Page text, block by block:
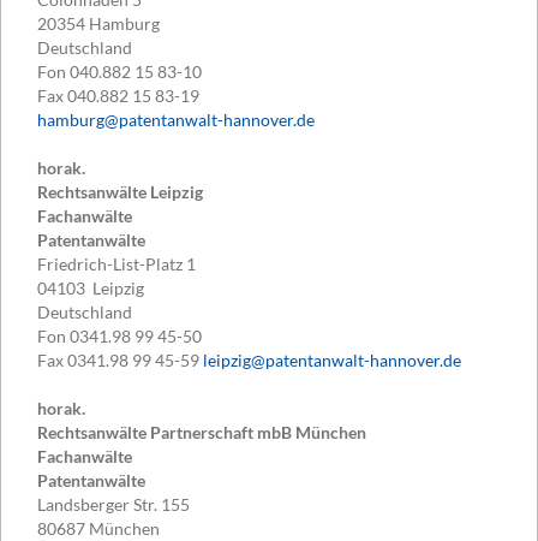
20354 Hamburg
Deutschland
Fon 040.882 15 83-10
Fax040.882 15 83-19
hamburg@patentanwalt-hannover.de
horak.
Rechtsanwälte Leipzig
Fachanwälte
Patentanwälte
Friedrich-List-Platz 1
04103 Leipzig
Deutschland
Fon 0341.98 99 45-50
Fax0341.98 99 45-59 leipzig@patentanwalt-hannover.de
horak.
Rechtsanwälte Partnerschaft mbB München
Fachanwälte
Patentanwälte
Landsberger Str. 155
80687 München